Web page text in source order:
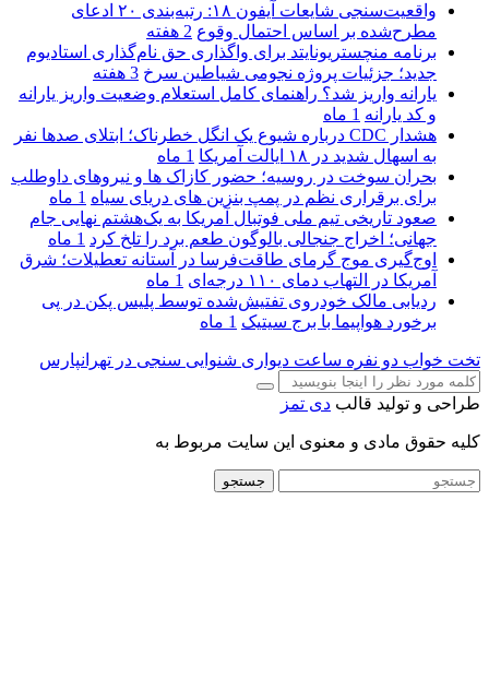
واقعیت‌سنجی شایعات آیفون ۱۸: رتبه‌بندی ۲۰ ادعای
مطرح‌شده بر اساس احتمال وقوع 2 هفته
برنامه منچستریونایتد برای واگذاری حق نام‌گذاری استادیوم
جدید؛ جزئیات پروژه نجومی شیاطین سرخ 3 هفته
یارانه واریز شد؟ راهنمای کامل استعلام وضعیت واریز یارانه
و کد یارانه 1 ماه
هشدار CDC درباره شیوع یک انگل خطرناک؛ ابتلای صدها نفر
به اسهال شدید در ۱۸ ایالت آمریکا
1 ماه
بحران سوخت در روسیه؛ حضور کازاک‌ ها و نیروهای داوطلب
برای برقراری نظم در پمپ بنزین‌ های دریای سیاه 1 ماه
صعود تاریخی تیم ملی فوتبال آمریکا به یک‌هشتم نهایی جام
جهانی؛ اخراج جنجالی بالوگون طعم برد را تلخ کرد 1 ماه
اوج‌گیری موج گرمای طاقت‌فرسا در آستانه تعطیلات؛ شرق
آمریکا در التهاب دمای ۱۱۰ درجه‌ای
1 ماه
ردیابی مالک خودروی تفتیش‌شده توسط پلیس پکن در پی
برخورد هواپیما با برج سیتیک 1 ماه
تخت خواب دو نفره ساعت دیواری شنوایی سنجی در تهرانپارس
طراحی و تولید قالب دی تمز
کلیه حقوق مادی و معنوی این سایت مربوط به
جستجو